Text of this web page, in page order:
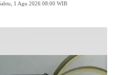
Sabtu, 1 Agu 2026 08:00 WIB